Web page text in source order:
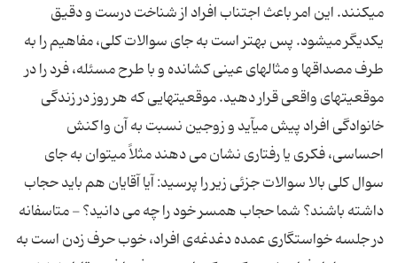
میکنند. این امر باعث اجتناب افراد از شناخت درست و دقیق
یکدیگر میشود. پس بهتر است به جای سوالات کلی، مفاهیم را به
طرف مصداقها و مثالهای عینی کشانده و با طرح مسئله، فرد را در
موقعیتهای واقعی قرار دهید. موقعیتهایی که هر روز در زندگی
خانوادگی افراد پیش میآید و زوجین نسبت به آن واکنش
احساسی، فکری یا رفتاری نشان می دهند مثلاً میتوان به جای
سوال کلی بالا سوالات جزئی زیر را پرسید: آیا آقایان هم باید حجاب
داشته باشند؟ شما حجاب همسر خود را چه می دانید؟ - متاسفانه
در جلسه خواستگاری عمده دغدغه‌‌ی افراد، خوب حرف زدن است به